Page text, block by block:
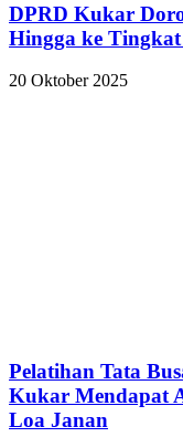
DPRD Kukar
Hingga ke
20 Oktober 2025
Pelatihan Tata
Kukar Mendapat
Loa Janan